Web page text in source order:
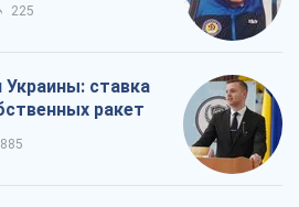
225
ставка
ракет
885